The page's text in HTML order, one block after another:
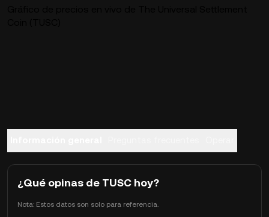
¿Qué opinas de TUSC hoy?
Nota: Estos datos son solo para referencia.